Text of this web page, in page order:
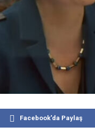
Facebook'da Paylaş